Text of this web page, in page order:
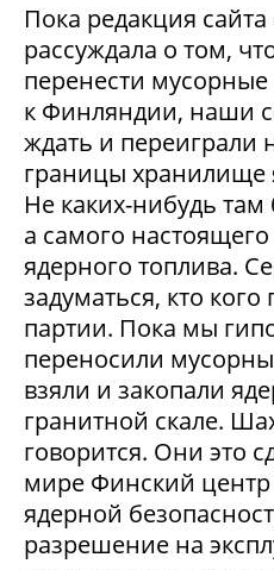
Пока редакция сайта
рассуждала о том,
перенести
к Финляндии, наши
ждать и переиграли
границы хранилище
Не каких-нибудь
а самого
ядерного топлива.
задуматься, кто
партии. Пока мы
переносили
взяли и закопали
гранитной скале.
говорится. Они это
мире Финский
ядерной
разрешение на